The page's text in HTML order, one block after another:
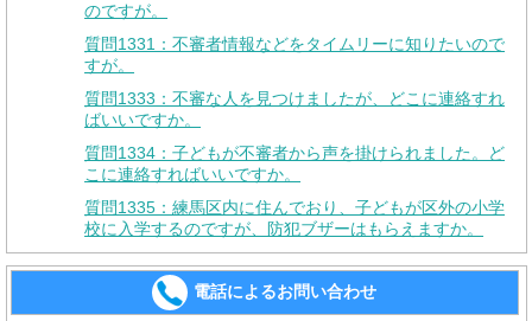
のですが。
質問1331：不審者情報などをタイムリーに知りたいので
すが。
質問1333：不審な人を見つけましたが、どこに連絡すれ
ばいいですか。
質問1334：子どもが不審者から声を掛けられました。ど
こに連絡すればいいですか。
質問1335：練馬区内に住んでおり、子どもが区外の小学
校に入学するのですが、防犯ブザーはもらえますか。
電話によるお問い合わせ